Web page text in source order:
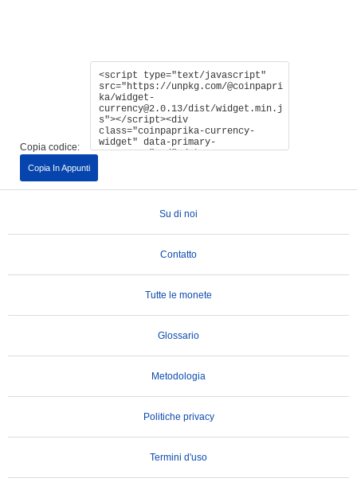
Copia codice:
Copia In Appunti
Su di noi
Contatto
Tutte le monete
Glossario
Metodologia
Politiche privacy
Termini d'uso